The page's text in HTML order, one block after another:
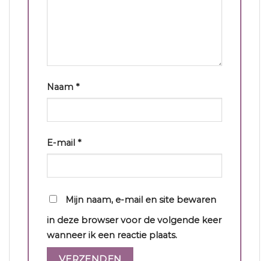
Naam *
E-mail *
Mijn naam, e-mail en site bewaren
in deze browser voor de volgende keer
wanneer ik een reactie plaats.